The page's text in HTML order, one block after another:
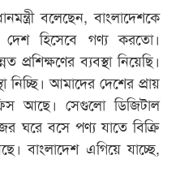
বলেছেন, বাংলাদেশকে
দেশ হিসেবে গণ্য করতো।
ব্যবস্থা নিয়েছি।
আমাদের দেশের প্রায়
আছে। সেগুলো ডিজিটাল
ঘরে বসে পণ্য যাতে বিক্রি
বাংলাদেশ এগিয়ে যাচ্ছে,